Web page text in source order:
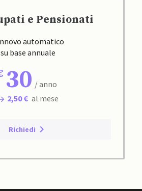
e Pensionati
automatico
su base annuale
30 / anno
2,50 € al mese
Richiedi